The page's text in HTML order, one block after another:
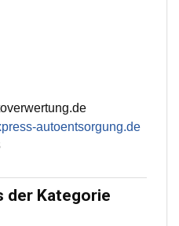
autoentsorgung.de
der Kategorie